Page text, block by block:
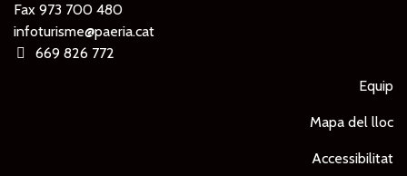
Fax 973 700 480
infoturisme@paeria.cat
669 826 772
Equip
Mapa del lloc
Accessibilitat